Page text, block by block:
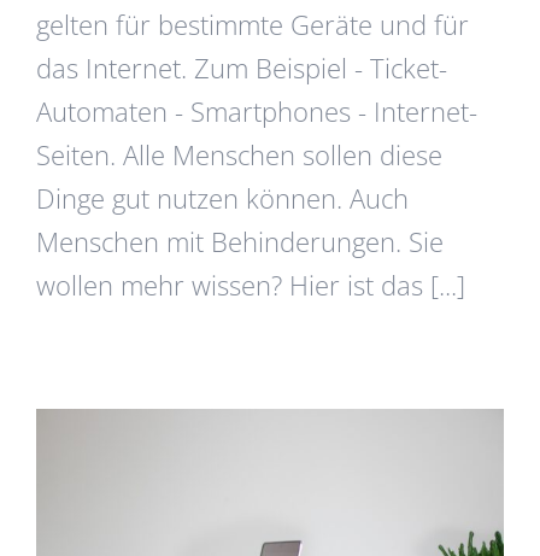
gelten für bestimmte Geräte und für
das Internet. Zum Beispiel - Ticket-
Automaten - Smartphones - Internet-
Seiten. Alle Menschen sollen diese
Dinge gut nutzen können. Auch
Menschen mit Behinderungen. Sie
wollen mehr wissen? Hier ist das [...]